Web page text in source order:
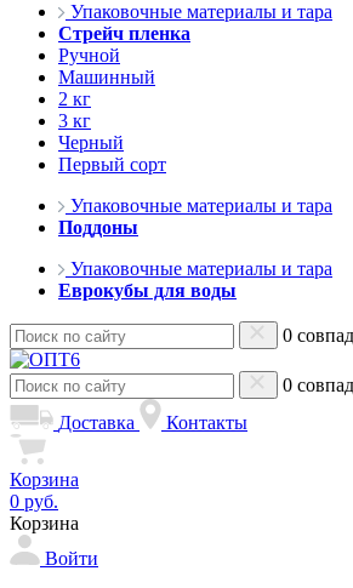
Упаковочные материалы и тара
Стрейч пленка
Ручной
Машинный
2 кг
3 кг
Черный
Первый сорт
Упаковочные материалы и тара
Поддоны
Упаковочные материалы и тара
Еврокубы для воды
0
0
Доставка
Контакты
Корзина
0 руб.
Корзина
Войти